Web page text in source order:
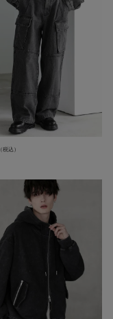
（税込）